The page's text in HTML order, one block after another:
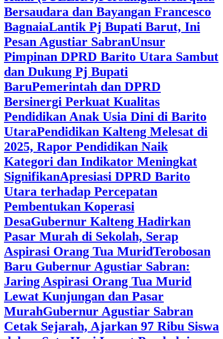
Bersaudara dan Bayangan Francesco
BagnaiaLantik Pj Bupati Barut, Ini
Pesan Agustiar SabranUnsur
Pimpinan DPRD Barito Utara Sambut
dan Dukung Pj Bupati
BaruPemerintah dan DPRD
Bersinergi Perkuat Kualitas
Pendidikan Anak Usia Dini di Barito
Utara‎Pendidikan Kalteng Melesat di
2025, Rapor Pendidikan Naik
Kategori dan Indikator Meningkat
SignifikanApresiasi DPRD Barito
Utara terhadap Percepatan
Pembentukan Koperasi
Desa‎Gubernur Kalteng Hadirkan
Pasar Murah di Sekolah, Serap
Aspirasi Orang Tua Murid‎Terobosan
Baru Gubernur Agustiar Sabran:
Jaring Aspirasi Orang Tua Murid
Lewat Kunjungan dan Pasar
MurahGubernur Agustiar Sabran
Cetak Sejarah, Ajarkan 97 Ribu Siswa